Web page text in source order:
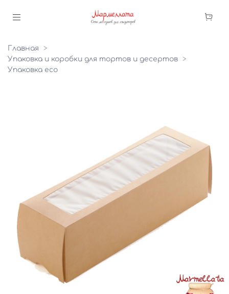
Главная
Упаковка и коробки для тортов и десертов
Упаковка eco